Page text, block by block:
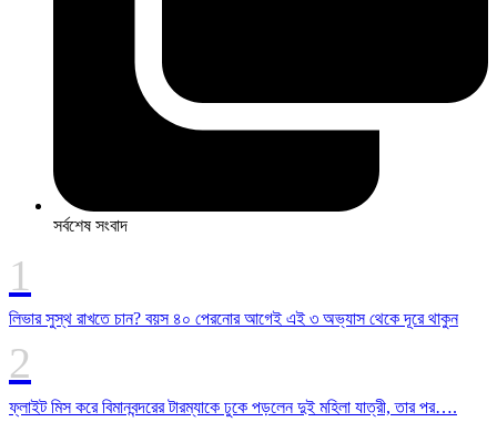
সর্বশেষ সংবাদ
লিভার সুস্থ রাখতে চান? বয়স ৪০ পেরনোর আগেই এই ৩ অভ্যাস থেকে দূরে থাকুন
ফ্লাইট মিস করে বিমানবন্দরের টারম্যাকে ঢুকে পড়লেন দুই মহিলা যাত্রী, তার পর….